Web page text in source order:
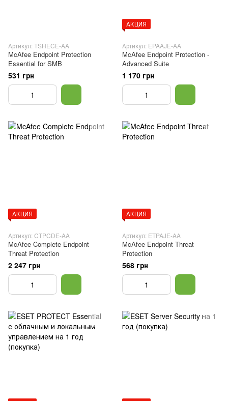
Артикул: TSHECE-AA
McAfee Endpoint Protection
Essential for SMB
531 грн
АКЦИЯ
Артикул: EPAAJE-AA
McAfee Endpoint Protection -
Advanced Suite
1 170 грн
АКЦИЯ
Артикул: CTPCDE-AA
McAfee Complete Endpoint
Threat Protection
2 247 грн
АКЦИЯ
Артикул: ETPAJE-AA
McAfee Endpoint Threat
Protection
568 грн